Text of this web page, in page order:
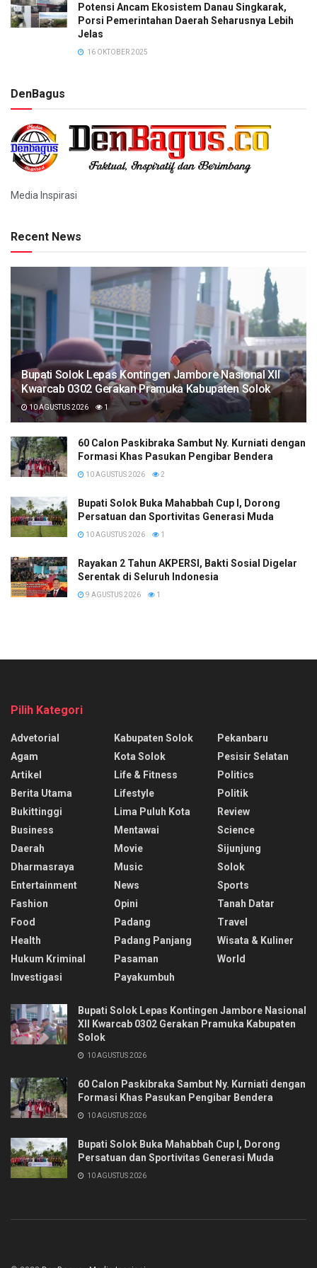
Potensi Ancam Ekosistem Danau Singkarak,
Porsi Pemerintahan Daerah Seharusnya Lebih
Jelas
16 OKTOBER 2025
DenBagus
Media Inspirasi
Recent News
Bupati Solok Lepas Kontingen Jambore Nasional XII
Kwarcab 0302 Gerakan Pramuka Kabupaten Solok
10 AGUSTUS 2026 1
60 Calon Paskibraka Sambut Ny. Kurniati dengan
Formasi Khas Pasukan Pengibar Bendera
10 AGUSTUS 2026 2
Bupati Solok Buka Mahabbah Cup I, Dorong
Persatuan dan Sportivitas Generasi Muda
10 AGUSTUS 2026 1
Rayakan 2 Tahun AKPERSI, Bakti Sosial Digelar
Serentak di Seluruh Indonesia
9 AGUSTUS 2026 1
Pilih Kategori
Advetorial
Agam
Artikel
Berita Utama
Bukittinggi
Business
Daerah
Dharmasraya
Entertainment
Fashion
Food
Health
Hukum Kriminal
Investigasi
Kabupaten Solok
Kota Solok
Life & Fitness
Lifestyle
Lima Puluh Kota
Mentawai
Movie
Music
News
Opini
Padang
Padang Panjang
Pasaman
Payakumbuh
Pekanbaru
Pesisir Selatan
Politics
Politik
Review
Science
Sijunjung
Solok
Sports
Tanah Datar
Travel
Wisata & Kuliner
World
Bupati Solok Lepas Kontingen Jambore Nasional
XII Kwarcab 0302 Gerakan Pramuka Kabupaten
Solok
10 AGUSTUS 2026
60 Calon Paskibraka Sambut Ny. Kurniati dengan
Formasi Khas Pasukan Pengibar Bendera
10 AGUSTUS 2026
Bupati Solok Buka Mahabbah Cup I, Dorong
Persatuan dan Sportivitas Generasi Muda
10 AGUSTUS 2026